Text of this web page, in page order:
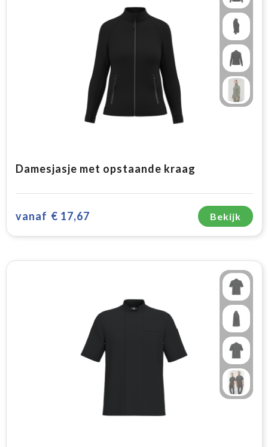
Damesjasje met opstaande kraag
vanaf € 17,67 Bekijk